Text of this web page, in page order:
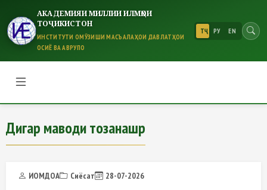
АКАДЕМИЯИ МИЛЛИИ ИЛМҲОИ
ТОҶИКИСТОН
ИНСТИТУТИ ОМӮЗИШИ МАСЪАЛАҲОИ ДАВЛАТҲОИ
ОСИЁ ВА АВРУПО
ТҶ РУ EN
Дигар маводи тозанашр
Дигар маводи тозанашр
ИОМДОА Сиёсат 28-07-2026